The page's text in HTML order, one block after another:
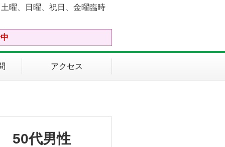
曜、日曜、祝日、金曜臨時
アクセス
50代男性